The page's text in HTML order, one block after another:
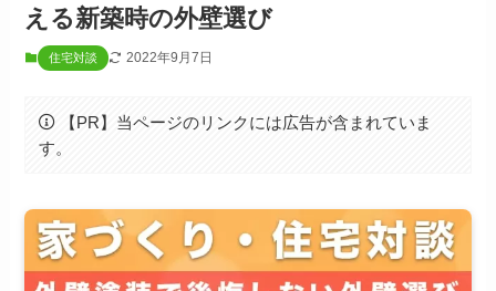
える新築時の外壁選び
住宅対談 2022年9月7日
【PR】当ページのリンクには広告が含まれていま
す。